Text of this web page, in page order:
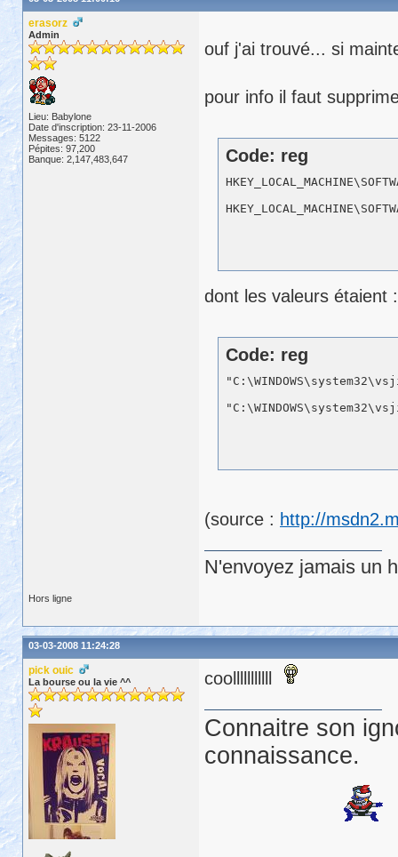
erasorz
Admin
Lieu: Babylone
Date d'inscription: 23-11-2006
Messages: 5122
Pépites: 97,200
Banque: 2,147,483,647
ouf j'ai trouvé... si
pour info il faut
Code: reg
dont les valeurs étaient :
Code: reg
(source : http://
N'envoyez jamais un
Hors ligne
03-03-2008 11:24:28
pick ouic
La bourse ou la vie ^^ coolllllllllll
Connaitre son
connaissance.